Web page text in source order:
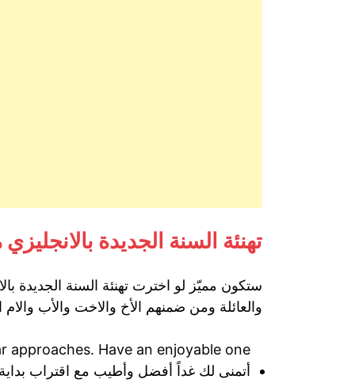
تهنئة السنة الجديدة
ستكون مميّز لو اخترت تهنئة السنة الجديدة
والعائلة ومن ضمنهم الأخ والاخت والأب
Have an enjoyable one
أتمنى لك غداً أفضل وأطيب مع اقتراب